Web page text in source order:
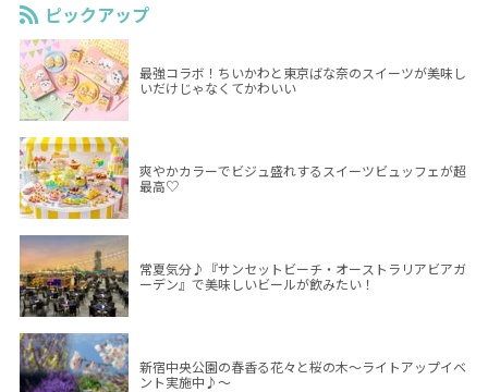
ピックアップ
最強コラボ！ちいかわと東京ばな奈のスイーツが美味し
いだけじゃなくてかわいい
爽やかカラーでビジュ盛れするスイーツビュッフェが超
最高♡
常夏気分♪『サンセットビーチ・オーストラリアビアガ
ーデン』で美味しいビールが飲みたい！
新宿中央公園の春香る花々と桜の木～ライトアップイベ
ント実施中♪～